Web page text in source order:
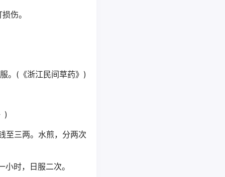
伤。
。(《浙江民间草药》)
》)
至三两。水煎，分两次
时，日服二次。